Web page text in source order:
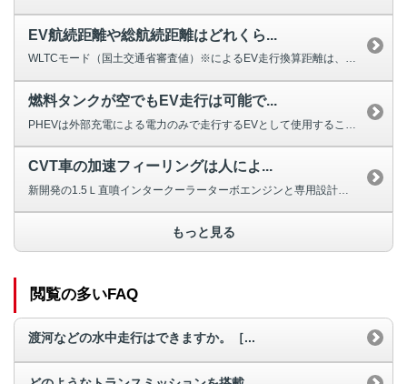
EV航続距離や総航続距離はどれくら...
WLTCモード（国土交通省審査値）※によるEV走行換算距離は、57.3㎞で...
燃料タンクが空でもEV走行は可能で...
CVT車の加速フィーリングは人によ...
新開発の1.5Ｌ直噴インタークーラーターボエンジンと専用設計したINVEC...
もっと見る
閲覧の多いFAQ
渡河などの水中走行はできますか。［...